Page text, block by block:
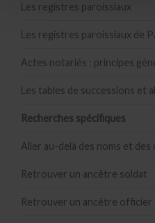
Les registres paroissiaux
Les registres paroissiaux de
Actes notariés : principes
Les tables de successions et
Recherches spécifiques
Aller au-delà des noms et des
Retrouver un ancêtre soldat
Retrouver un ancêtre officier